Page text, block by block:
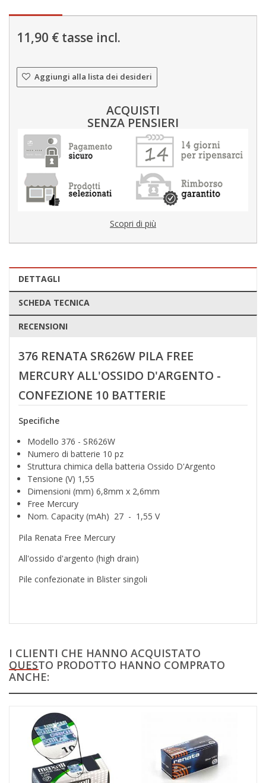
11,90 € tasse incl.
Aggiungi alla lista dei desideri
ACQUISTI
SENZA PENSIERI
Scopri di più
DETTAGLI
SCHEDA TECNICA
RECENSIONI
376 RENATA SR626W PILA FREE
MERCURY ALL'OSSIDO D'ARGENTO -
CONFEZIONE 10 BATTERIE
Specifiche
Modello 376 - SR626W
Numero di batterie 10 pz
Struttura chimica della batteria Ossido D'Argento
Tensione (V) 1,55
Dimensioni (mm) 6,8mm x 2,6mm
Free Mercury
Nom. Capacity (mAh) 27 - 1,55 V
Pila Renata Free Mercury
All'ossido d'argento (high drain)
Pile confezionate in Blister singoli
I CLIENTI CHE HANNO ACQUISTATO
QUESTO PRODOTTO HANNO COMPRATO
ANCHE: